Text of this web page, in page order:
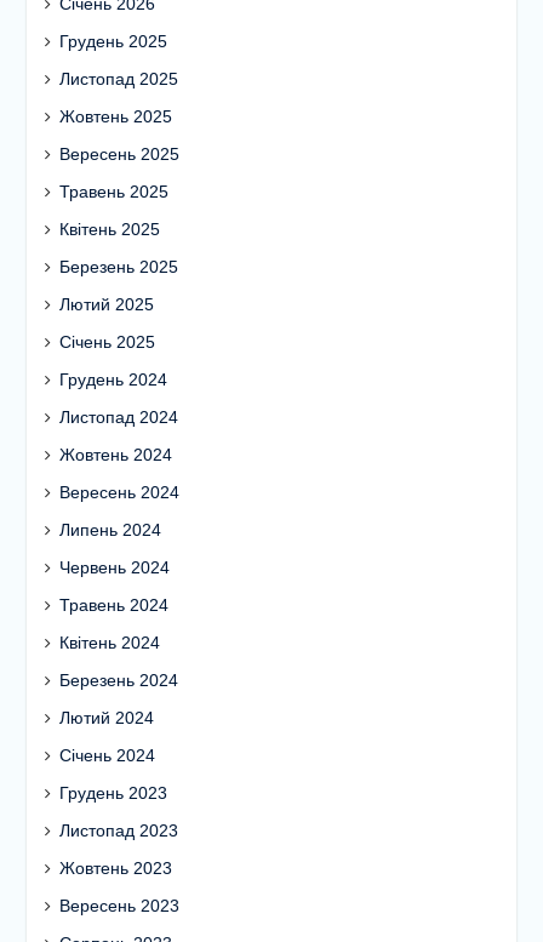
Грудень 2025
Листопад 2025
Жовтень 2025
Вересень 2025
Травень 2025
Квітень 2025
Березень 2025
Лютий 2025
Січень 2025
Грудень 2024
Листопад 2024
Жовтень 2024
Вересень 2024
Липень 2024
Червень 2024
Травень 2024
Квітень 2024
Березень 2024
Лютий 2024
Січень 2024
Грудень 2023
Листопад 2023
Жовтень 2023
Вересень 2023